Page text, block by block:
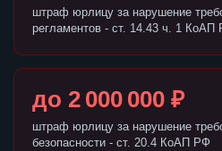
штраф юрлицу за нарушение
регламентов - ст. 14.43 ч. 1 КоАП
до 2 000 000 ₽
штраф юрлицу за нарушение
безопасности - ст. 20.4 КоАП РФ